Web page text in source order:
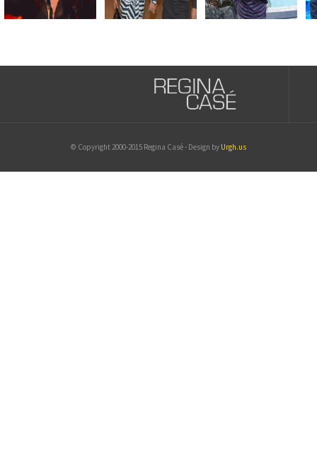
© Copyright 2000-2015 Regina Casé - Design by Urgh.us